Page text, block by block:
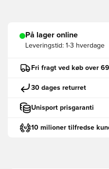
På lager online
Leveringstid: 1-3 hverdage
Fri fragt ved køb over
30 dages returret
Unisport prisgaranti
10 milioner tilfredse